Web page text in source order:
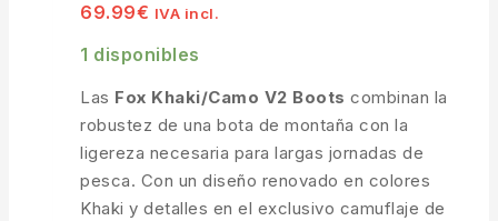
69.99€ IVA incl.
1 disponibles
Las Fox Khaki/Camo V2 Boots combinan la
robustez de una bota de montaña con la
ligereza necesaria para largas jornadas de
pesca. Con un diseño renovado en colores
Khaki y detalles en el exclusivo camuflaje de